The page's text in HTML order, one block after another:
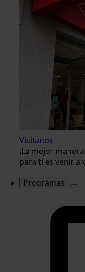
Visítanos
¡La mejor
para tí es venir a
Programas